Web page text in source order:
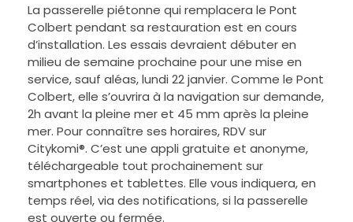
La passerelle piétonne qui remplacera le Pont
Colbert pendant sa restauration est en cours
d’installation. Les essais devraient débuter en
milieu de semaine prochaine pour une mise en
service, sauf aléas, lundi 22 janvier. Comme le Pont
Colbert, elle s’ouvrira à la navigation sur demande,
2h avant la pleine mer et 45 mm après la pleine
mer. Pour connaître ses horaires, RDV sur
Citykomi®. C’est une appli gratuite et anonyme,
téléchargeable tout prochainement sur
smartphones et tablettes. Elle vous indiquera, en
temps réel, via des notifications, si la passerelle
est ouverte ou fermée.